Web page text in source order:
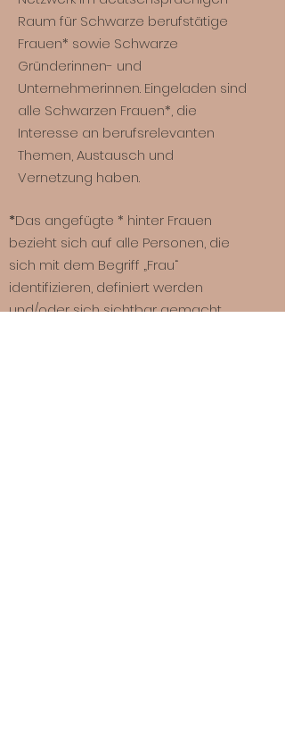
Raum für Schwarze berufstätige
Frauen* sowie Schwarze
Gründerinnen- und
Unternehmerinnen. Eingeladen sind
alle Schwarzen Frauen*, die
Interesse an berufsrelevanten
Themen, Austausch und
Vernetzung haben.
*Das angefügte * hinter Frauen
bezieht sich auf alle Personen, die
sich mit dem Begriff „Frau“
identifizieren, definiert werden
und/oder sich sichtbar gemacht